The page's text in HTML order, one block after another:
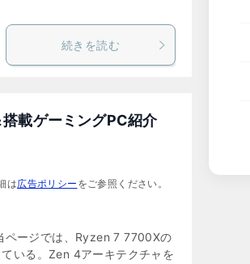
続きを読む
載ゲーミングPC紹介
は広告ポリシー をご参照ください。
ージでは、Ryzen 7 7700Xの
いる。Zen 4アーキテクチャを